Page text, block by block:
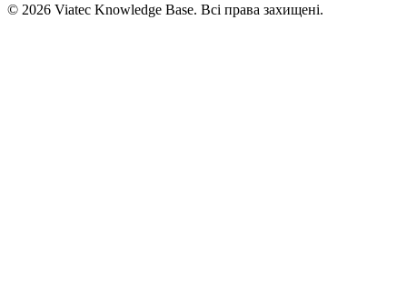
© 2026 Viatec Knowledge Base. Всі права захищені.